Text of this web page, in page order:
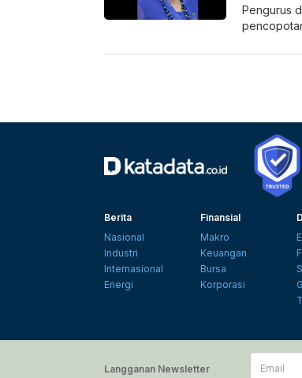
Pengurus
Berita
Nasional
Industri
Internasional
Energi
Finansial
Makro
Keuangan
Bursa
Korporasi
Langganan Newsletter
Email